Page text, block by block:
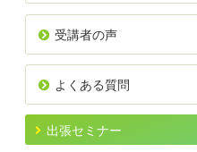
受講者の声
よくある質問
出張セミナー